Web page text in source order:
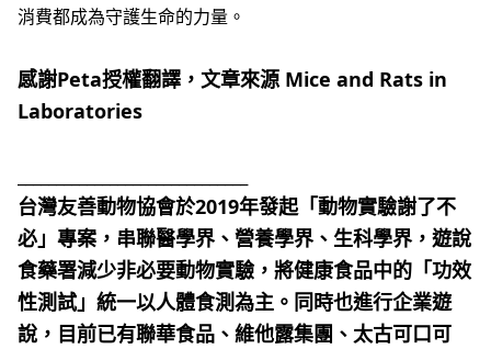
消費都成為守護生命的力量。
感謝Peta授權翻譯，文章來源 Mice and Rats in
Laboratories
台灣友善動物協會於2019年發起「動物實驗謝了不
必」專案，串聯醫學界、營養學界、生科學界，遊說
食藥署減少非必要動物實驗，將健康食品中的「功效
性測試」統一以人體食測為主。同時也進行企業遊
說，目前已有聯華食品、維他露集團、太古可口可